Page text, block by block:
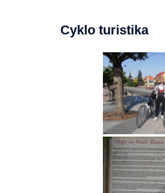
Cyklo turistika